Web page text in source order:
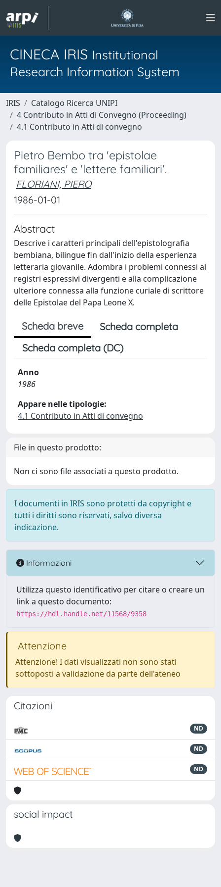
CINECA IRIS Institutional
Research Information System
IRIS
Catalogo Ricerca UNIPI
4 Contributo in Atti di Convegno (Proceeding)
4.1 Contributo in Atti di convegno
Pietro Bembo tra 'epistolae
familiares' e 'lettere familiari'.
FLORIANI, PIERO
1986-01-01
Abstract
Descrive i caratteri principali dell'epistolografia
bembiana, bilingue fin dall'inizio della esperienza
letteraria giovanile. Adombra i problemi connessi ai
registri espressivi divergenti e alla complicazione
ulteriore connessa alla funzione curiale di scrittore
delle Epistolae del Papa Leone X.
Scheda breve
Scheda completa
Scheda completa (DC)
Anno
1986
Appare nelle tipologie:
4.1 Contributo in Atti di convegno
File in questo prodotto:
Non ci sono file associati a questo prodotto.
I documenti in IRIS sono protetti da copyright e
tutti i diritti sono riservati, salvo diversa
indicazione.
Informazioni
Utilizza questo identificativo per citare o creare un
link a questo documento:
https://hdl.handle.net/11568/9358
Attenzione
Attenzione! I dati visualizzati non sono stati
sottoposti a validazione da parte dell'ateneo
Citazioni
ND
ND
ND
social impact